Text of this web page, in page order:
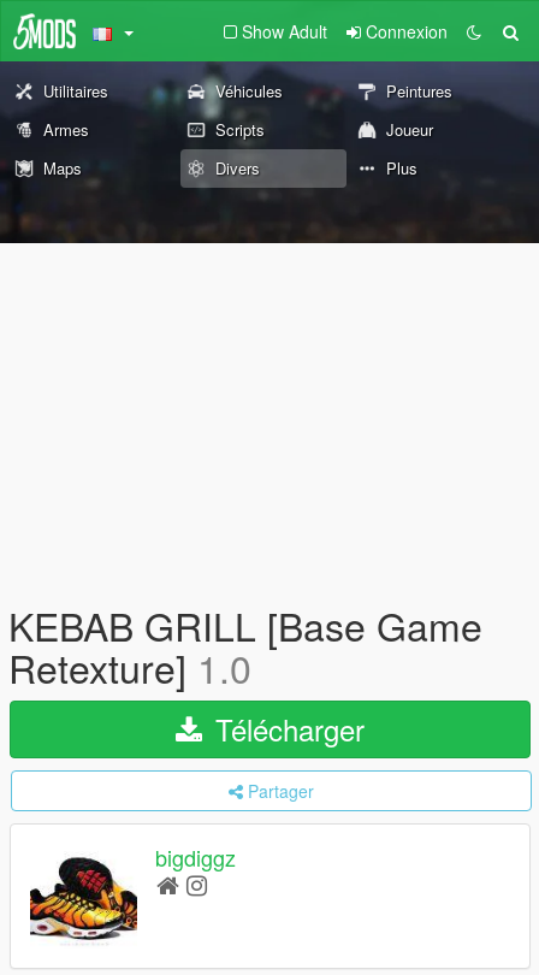
Show Adult Connexion
Utilitaires Véhicules
Peintures
Armes
Scripts
Joueur
Maps
Divers Plus
KEBAB GRILL [Base Game
Retexture] 1.0
Télécharger
Partager
bigdiggz